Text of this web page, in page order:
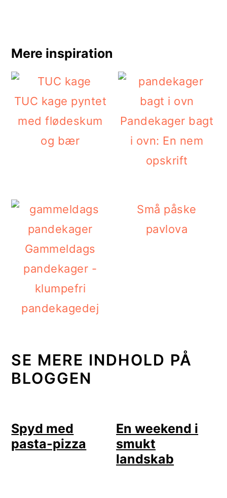
Mere inspiration
TUC kage pyntet
med flødeskum
og bær
Pandekager bagt
i ovn: En nem
opskrift
Gammeldags
pandekager -
klumpefri
pandekagedej
Små påske
pavlova
SE MERE INDHOLD PÅ
BLOGGEN
Spyd med
pasta-pizza
En weekend i
smukt
landskab